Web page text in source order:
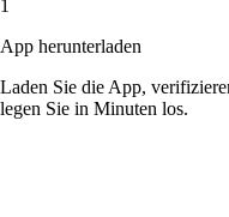
1
App herunterladen
Laden Sie die App,
legen Sie in Minuten los.